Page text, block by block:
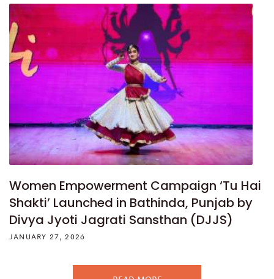
Women Empowerment Campaign ‘Tu Hai
Shakti’ Launched in Bathinda, Punjab by
Divya Jyoti Jagrati Sansthan (DJJS)
JANUARY 27, 2026